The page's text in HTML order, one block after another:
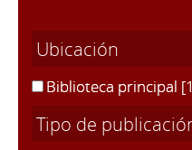
Ubicación
Biblioteca principal
Tipo de